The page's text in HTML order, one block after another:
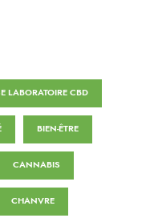
LABORATOIRE CBD
BIEN-ÊTRE
CANNABIS
CHANVRE